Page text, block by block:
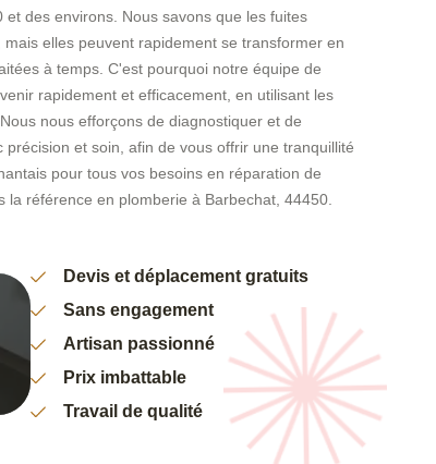
des environs. Nous savons que les fuites
elles peuvent rapidement se transformer en
à temps. C'est pourquoi notre équipe de
rapidement et efficacement, en utilisant les
nous efforçons de diagnostiquer et de
et soin, afin de vous offrir une tranquillité
pour tous vos besoins en réparation de
référence en plomberie à Barbechat, 44450.
Devis et déplacement gratuits
Sans engagement
Artisan passionné
Prix imbattable
Travail de qualité